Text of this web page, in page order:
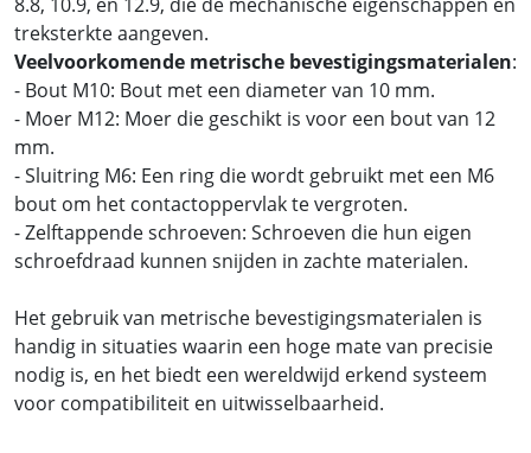
treksterkte aangeven.
Veelvoorkomende metrische bevestigingsmaterialen:
- Bout M10: Bout met een diameter van 10 mm.
- Moer M12: Moer die geschikt is voor een bout van 12
mm.
- Sluitring M6: Een ring die wordt gebruikt met een M6
bout om het contactoppervlak te vergroten.
- Zelftappende schroeven: Schroeven die hun eigen
schroefdraad kunnen snijden in zachte materialen.
Het gebruik van metrische bevestigingsmaterialen is
handig in situaties waarin een hoge mate van precisie
nodig is, en het biedt een wereldwijd erkend systeem
voor compatibiliteit en uitwisselbaarheid.